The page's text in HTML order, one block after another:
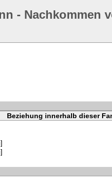
- Nachkommen
Beziehung innerhalb dieser